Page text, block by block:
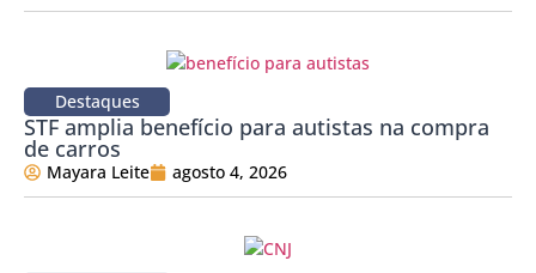
Destaques
STF amplia benefício para autistas na compra
de carros
Mayara Leite agosto 4, 2026